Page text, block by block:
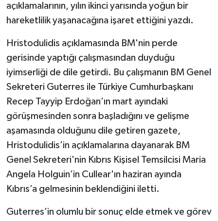
açıklamalarının, yılın ikinci yarısında yoğun bir
hareketlilik yaşanacağına işaret ettiğini yazdı.
Hristodulidis açıklamasında BM'nin perde
gerisinde yaptığı çalışmasından duyduğu
iyimserliği de dile getirdi. Bu çalışmanın BM Genel
Sekreteri Guterres ile Türkiye Cumhurbaşkanı
Recep Tayyip Erdoğan’ın mart ayındaki
görüşmesinden sonra başladığını ve gelişme
aşamasında olduğunu dile getiren gazete,
Hristodulidis’in açıklamalarına dayanarak BM
Genel Sekreteri'nin Kıbrıs Kişisel Temsilcisi Maria
Angela Holguin’in Cullear'ın haziran ayında
Kıbrıs’a gelmesinin beklendiğini iletti.
Guterres’in olumlu bir sonuç elde etmek ve görev